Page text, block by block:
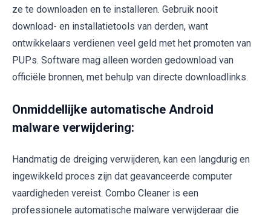
ze te downloaden en te installeren. Gebruik nooit
download- en installatietools van derden, want
ontwikkelaars verdienen veel geld met het promoten van
PUPs. Software mag alleen worden gedownload van
officiële bronnen, met behulp van directe downloadlinks.
Onmiddellijke automatische Android
malware verwijdering:
Handmatig de dreiging verwijderen, kan een langdurig en
ingewikkeld proces zijn dat geavanceerde computer
vaardigheden vereist. Combo Cleaner is een
professionele automatische malware verwijderaar die